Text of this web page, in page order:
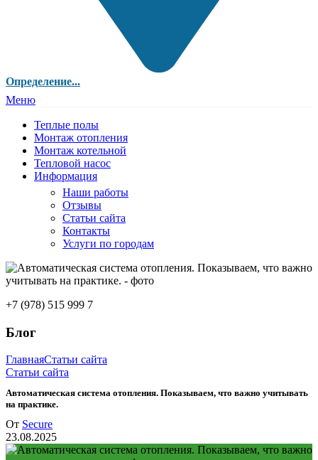
Определение...
Меню
Теплые полы
Монтаж отопления
Монтаж котельной
Тепловой насос
Информация
Наши работы
Отзывы
Статьи сайта
Контакты
Услуги по городам
+7 (978) 515 999 7
Блог
ГлавнаяСтатьи сайта
Статьи сайта
Автоматическая система отопления. Показываем, что важно учитывать
на практике.
От Secure
23.08.2025